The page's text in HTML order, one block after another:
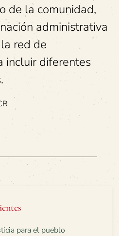
de la comunidad,
administrativa
red de
incluir diferentes
para el pueblo